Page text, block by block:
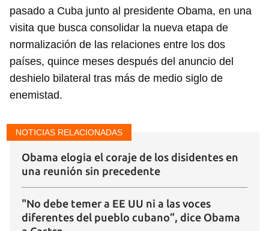
Para poder guardar como favorito, primero has de
iniciar sesión con tu cuenta de 14ymedio.
pasado a Cuba junto al presidente Obama, en una
visita que busca consolidar la nueva etapa de
normalización de las relaciones entre los dos
países, quince meses después del anuncio del
deshielo bilateral tras más de medio siglo de
enemistad.
NOTICIAS RELACIONADAS
Obama elogia el coraje de los disidentes en
una reunión sin precedente
"No debe temer a EE UU ni a las voces
diferentes del pueblo cubano”, dice Obama